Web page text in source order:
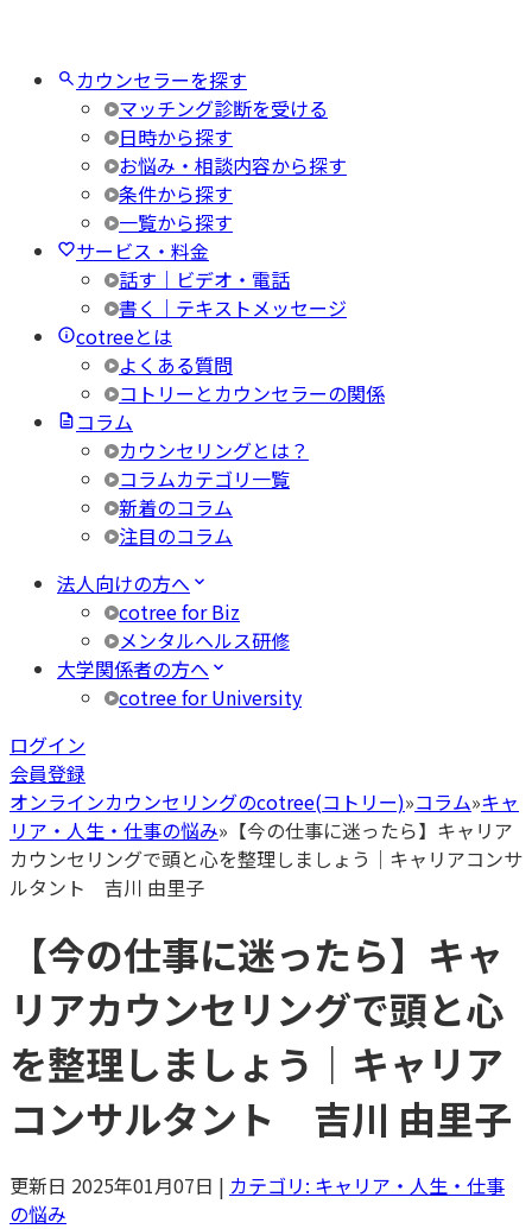
カウンセラーを探す
マッチング診断を受ける
日時から探す
お悩み・相談内容から探す
条件から探す
一覧から探す
サービス・料金
話す｜ビデオ・電話
書く｜テキストメッセージ
cotreeとは
よくある質問
コトリーとカウンセラーの関係
コラム
カウンセリングとは？
コラムカテゴリ一覧
新着のコラム
注目のコラム
法人向けの方へ
cotree for Biz
メンタルヘルス研修
大学関係者の方へ
cotree for University
ログイン
会員登録
オンラインカウンセリングのcotree(コトリー)»コラム»キャ
リア・人生・仕事の悩み» 【今の仕事に迷ったら】キャリア
カウンセリングで頭と心を整理しましょう｜キャリアコンサ
ルタント 吉川 由里子
【今の仕事に迷ったら】キャ
リアカウンセリングで頭と心
を整理しましょう｜キャリア
コンサルタント 吉川 由里子
更新日 2025年01月07日 | カテゴリ: キャリア・人生・仕事
の悩み